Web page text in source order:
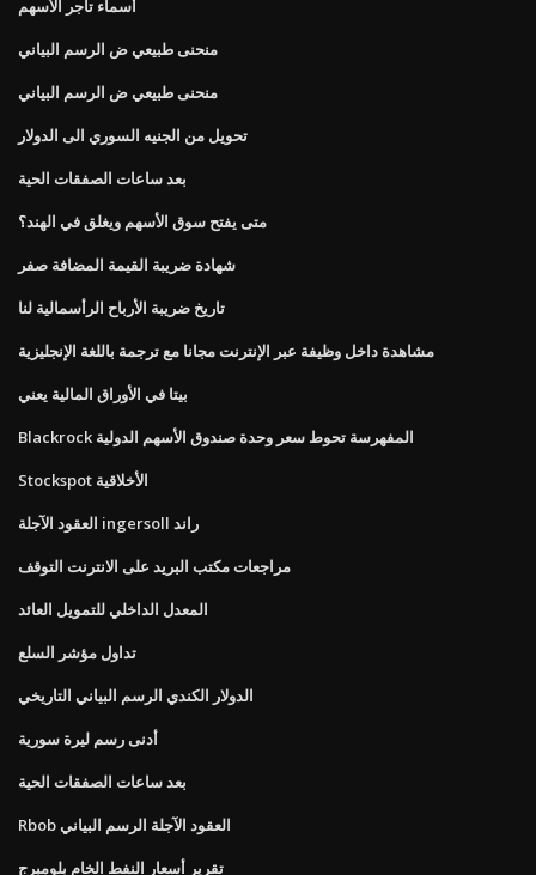
أسماء تاجر الأسهم
منحنى طبيعي ض الرسم البياني
منحنى طبيعي ض الرسم البياني
تحويل من الجنيه السوري الى الدولار
بعد ساعات الصفقات الحية
متى يفتح سوق الأسهم ويغلق في الهند؟
شهادة ضريبة القيمة المضافة صفر
تاريخ ضريبة الأرباح الرأسمالية لنا
مشاهدة داخل وظيفة عبر الإنترنت مجانا مع ترجمة باللغة الإنجليزية
بيتا في الأوراق المالية يعني
Blackrock المفهرسة تحوط سعر وحدة صندوق الأسهم الدولية
Stockspot الأخلاقية
العقود الآجلة ingersoll راند
مراجعات مكتب البريد على الانترنت التوقف
المعدل الداخلي للتمويل العائد
تداول مؤشر السلع
الدولار الكندي الرسم البياني التاريخي
أدنى رسم ليرة سورية
بعد ساعات الصفقات الحية
Rbob العقود الآجلة الرسم البياني
تقرير أسعار النفط الخام بلومبرج